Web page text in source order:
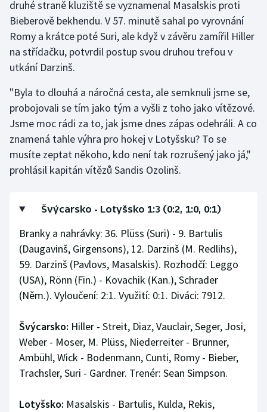
Stolní tenis
Triatlon
Veslování
Vodní slalom
Volejbal
Ostatní
druhé straně kluziště se vyznamenal Masalskis proti
Bieberově bekhendu. V 57. minutě sahal po vyrovnání
Romy a krátce poté Suri, ale když v závěru zamířil Hiller
na střídačku, potvrdil postup svou druhou trefou v
utkání Darzinš.
"Byla to dlouhá a náročná cesta, ale semknuli jsme se,
probojovali se tím jako tým a vyšli z toho jako vítězové.
Jsme moc rádi za to, jak jsme dnes zápas odehráli. A co
znamená tahle výhra pro hokej v Lotyšsku? To se
musíte zeptat někoho, kdo není tak rozrušený jako já,"
prohlásil kapitán vítězů Sandis Ozolinš.
Švýcarsko - Lotyšsko 1:3 (0:2, 1:0, 0:1)
Branky a nahrávky: 36. Plüss (Suri) - 9. Bartulis
(Daugavinš, Girgensons), 12. Darzinš (M. Redlihs),
59. Darzinš (Pavlovs, Masalskis). Rozhodčí: Leggo
(USA), Rönn (Fin.) - Kovachik (Kan.), Schrader
(Něm.). Vyloučení: 2:1. Využití: 0:1. Diváci: 7912.
Švýcarsko: Hiller - Streit, Diaz, Vauclair, Seger, Josi,
Weber - Moser, M. Plüss, Niederreiter - Brunner,
Ambühl, Wick - Bodenmann, Cunti, Romy - Bieber,
Trachsler, Suri - Gardner. Trenér: Sean Simpson.
Lotyšsko: Masalskis - Bartulis, Kulda, Rekis,